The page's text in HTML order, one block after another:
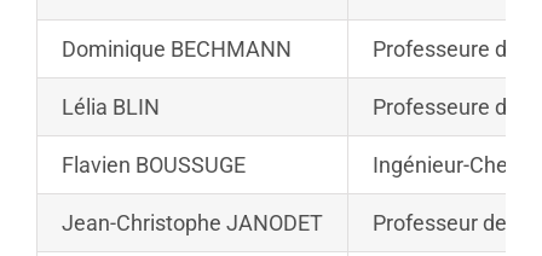
Dominique BECHMANN Professeure des
Lélia BLIN Professeure des
Flavien BOUSSUGE Ingénieur-
Jean-Christophe JANODET Professeur des